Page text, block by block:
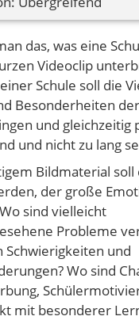
das, was eine
Videoclip
Schule soll die
Besonderheiten
und gleichzeitig
und nicht zu lang
Bildmaterial soll
der große
sind vielleicht
Probleme
Schwierigkeiten und
Wo sind
mit besonderer